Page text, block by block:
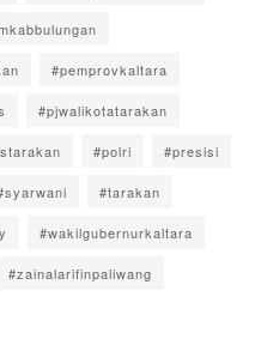
#pemprovkaltara
#pjwalikotatarakan
#polri #presisi
#tarakan
#wakilgubernurkaltara
#zainalarifinpaliwang